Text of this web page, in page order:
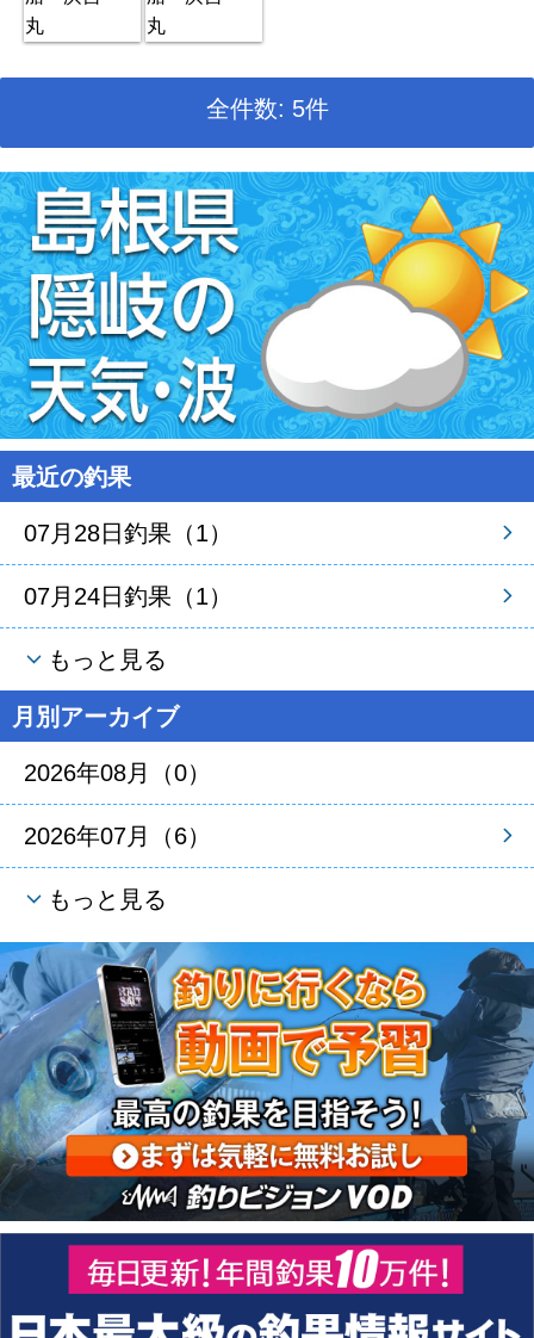
全件数: 5件
最近の釣果
07月28日釣果（1）
07月24日釣果（1）
もっと見る
月別アーカイブ
2026年08月（0）
2026年07月（6）
もっと見る